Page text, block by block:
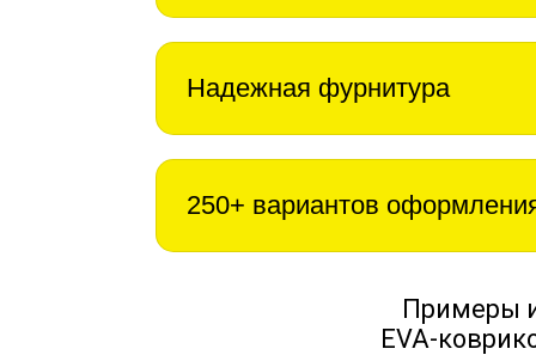
Надежная фурнитура
250+ вариантов
Примеры
EVA-